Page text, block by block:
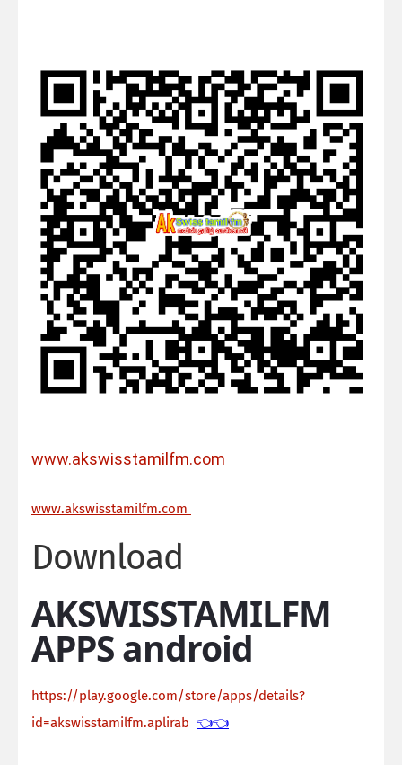
www.akswisstamilfm.com
www.akswisstamilfm.com
Download
AKSWISSTAMILFM
APPS android
https://play.google.com/store/apps/details?
id=akswisstamilfm.aplirab 👈👈